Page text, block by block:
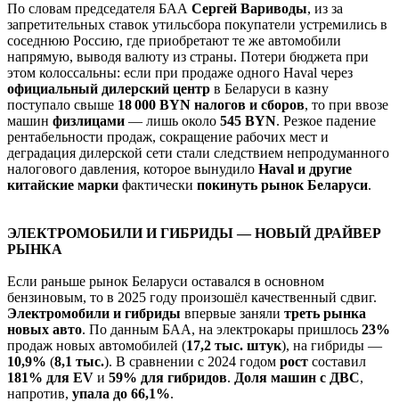
По словам председателя БАА Сергей Вариводы, из за
запретительных ставок утильсбора покупатели устремились в
соседнюю Россию, где приобретают те же автомобили
напрямую, выводя валюту из страны. Потери бюджета при
этом колоссальны: если при продаже одного Haval через
официальный дилерский центр в Беларуси в казну
поступало свыше 18 000 BYN налогов и сборов, то при ввозе
машин физлицами — лишь около 545 BYN. Резкое падение
рентабельности продаж, сокращение рабочих мест и
деградация дилерской сети стали следствием непродуманного
налогового давления, которое вынудило Haval и другие
китайские марки фактически покинуть рынок Беларуси.
ЭЛЕКТРОМОБИЛИ И ГИБРИДЫ — НОВЫЙ ДРАЙВЕР
РЫНКА
Если раньше рынок Беларуси оставался в основном
бензиновым, то в 2025 году произошёл качественный сдвиг.
Электромобили и гибриды впервые заняли треть рынка
новых авто. По данным БАА, на электрокары пришлось 23%
продаж новых автомобилей (17,2 тыс. штук), на гибриды —
10,9% (8,1 тыс.). В сравнении с 2024 годом рост составил
181% для EV и 59% для гибридов. Доля машин с ДВС,
напротив, упала до 66,1%.